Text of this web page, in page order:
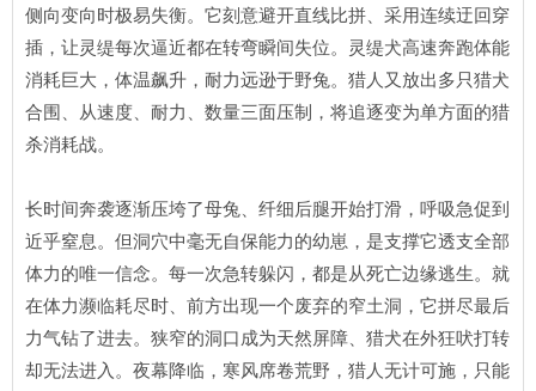
侧向变向时极易失衡。它刻意避开直线比拼、采用连续迂回穿
插，让灵缇每次逼近都在转弯瞬间失位。灵缇犬高速奔跑体能
消耗巨大，体温飙升，耐力远逊于野兔。猎人又放出多只猎犬
合围、从速度、耐力、数量三面压制，将追逐变为单方面的猎
杀消耗战。
长时间奔袭逐渐压垮了母兔、纤细后腿开始打滑，呼吸急促到
近乎窒息。但洞穴中毫无自保能力的幼崽，是支撑它透支全部
体力的唯一信念。每一次急转躲闪，都是从死亡边缘逃生。就
在体力濒临耗尽时、前方出现一个废弃的窄土洞，它拼尽最后
力气钻了进去。狭窄的洞口成为天然屏障、猎犬在外狂吠打转
却无法进入。夜幕降临，寒风席卷荒野，猎人无计可施，只能